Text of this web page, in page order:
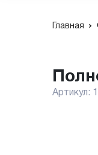
Главная
Артикул: